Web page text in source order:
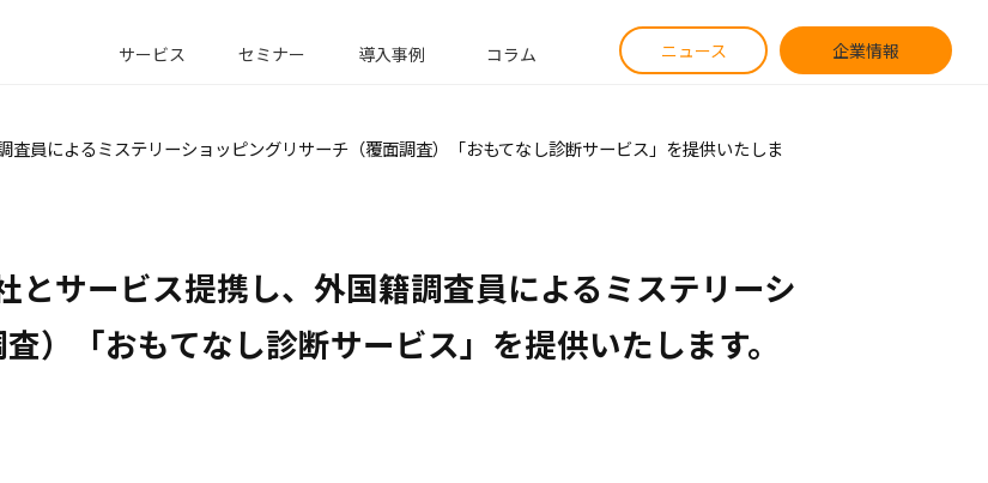
サービス セミナー 導入事例 コラム ニュース 企業情報
員によるミステリーショッピングリサーチ（覆面調査）「おもてなし診断サービス」を提供いたしま
とサービス提携し、外国籍調査員によるミステリーシ
）「おもてなし診断サービス」を提供いたします。